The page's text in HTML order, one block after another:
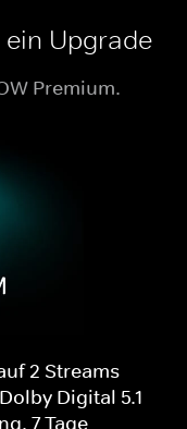
Upgrade
Premium.
2 Streams
Digital 5.1
7 Tage